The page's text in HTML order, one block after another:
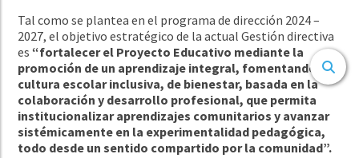
Tal como se plantea en el programa de dirección 2024 –
2027, el objetivo estratégico de la actual Gestión directiva
es “fortalecer el Proyecto Educativo mediante la
promoción de un aprendizaje integral, fomentando una
cultura escolar inclusiva, de bienestar, basada en la
colaboración y desarrollo profesional, que permita
institucionalizar aprendizajes comunitarios y avanzar
sistémicamente en la experimentalidad pedagógica,
todo desde un sentido compartido por la comunidad”.